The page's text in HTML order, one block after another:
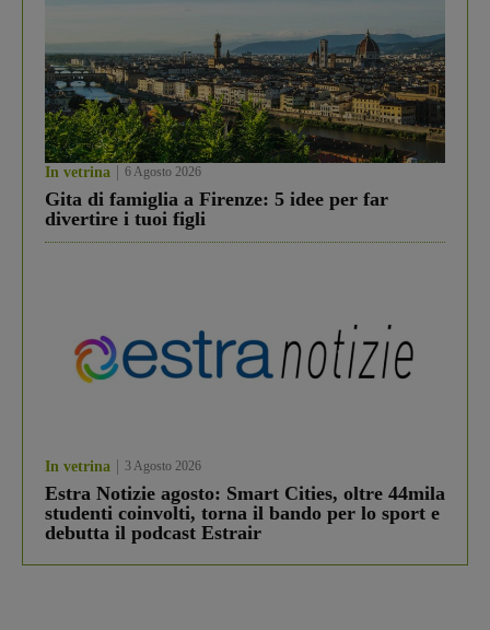
In vetrina 6 Agosto 2026
Gita di famiglia a Firenze: 5 idee per far
divertire i tuoi figli
In vetrina 3 Agosto 2026
Estra Notizie agosto: Smart Cities, oltre 44mila
studenti coinvolti, torna il bando per lo sport e
debutta il podcast Estrair